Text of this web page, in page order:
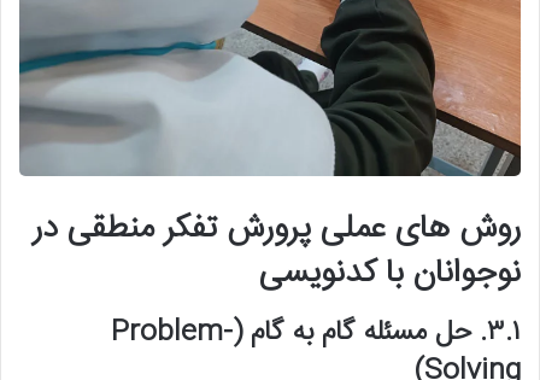
روش های عملی پرورش تفکر منطقی در
نوجوانان با کدنویسی
۳.۱. حل مسئله گام به گام (Problem-